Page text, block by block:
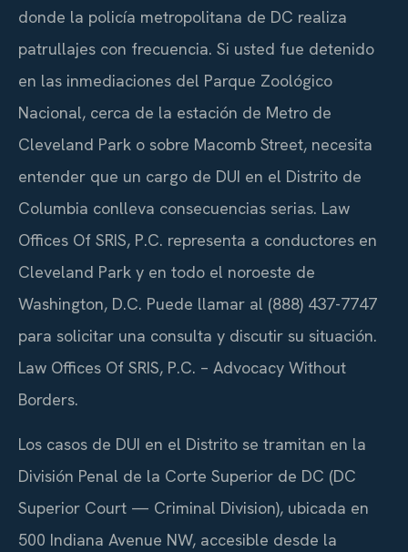
donde la policía metropolitana de DC realiza
patrullajes con frecuencia. Si usted fue detenido
en las inmediaciones del Parque Zoológico
Nacional, cerca de la estación de Metro de
Cleveland Park o sobre Macomb Street, necesita
entender que un cargo de DUI en el Distrito de
Columbia conlleva consecuencias serias. Law
Offices Of SRIS, P.C. representa a conductores en
Cleveland Park y en todo el noroeste de
Washington, D.C. Puede llamar al (888) 437-7747
para solicitar una consulta y discutir su situación.
Law Offices Of SRIS, P.C. – Advocacy Without
Borders.
Los casos de DUI en el Distrito se tramitan en la
División Penal de la Corte Superior de DC (DC
Superior Court — Criminal Division), ubicada en
500 Indiana Avenue NW, accesible desde la